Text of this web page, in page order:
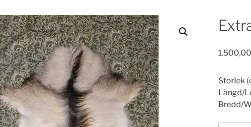
1.500,00
Storlek
Längd/
Bredd/